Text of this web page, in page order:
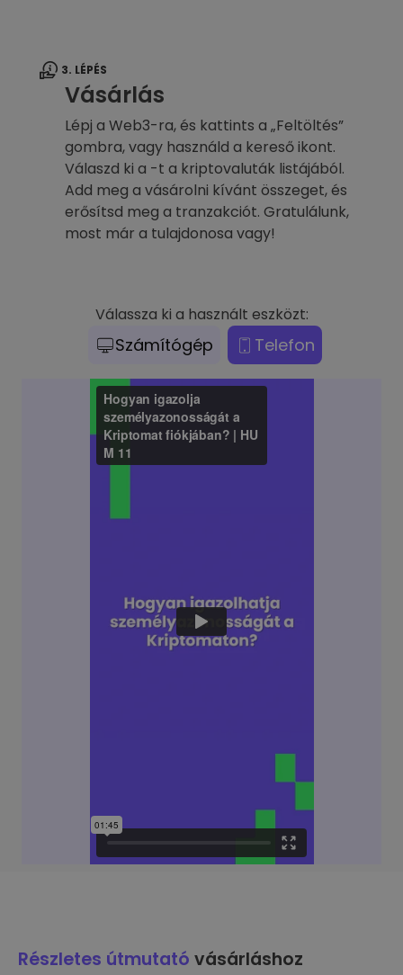
3. LÉPÉS
Vásárlás
Lépj a Web3-ra, és kattints a „Feltöltés”
gombra, vagy használd a kereső ikont.
Válaszd ki a -t a kriptovaluták listájából.
Add meg a vásárolni kívánt összeget, és
erősítsd meg a tranzakciót. Gratulálunk,
most már a tulajdonosa vagy!
Válassza ki a használt eszközt:
Számítógép Telefon
Részletes útmutató vásárláshoz